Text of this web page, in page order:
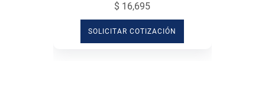
$ 16,695
SOLICITAR COTIZACIÓN